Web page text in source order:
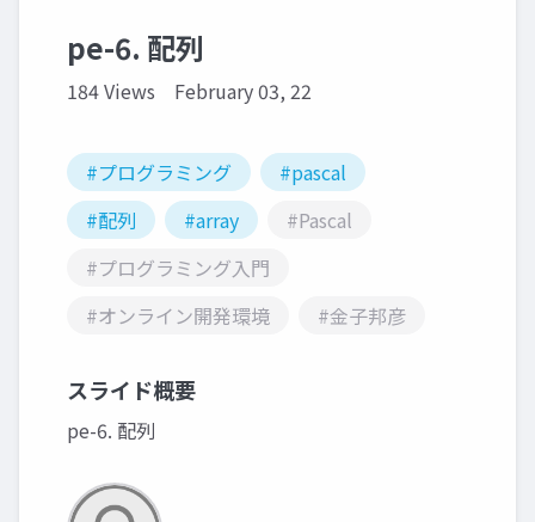
pe-6. 配列
184 Views February 03, 22
#プログラミング
#pascal
#配列
#array
#Pascal
#プログラミング入門
#オンライン開発環境
#金子邦彦
スライド概要
pe-6. 配列